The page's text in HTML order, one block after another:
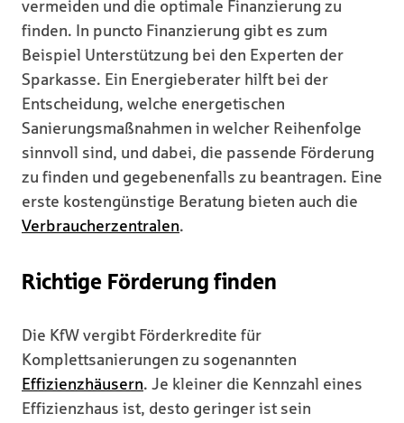
vermeiden und die optimale Finanzierung zu
finden. In puncto Finanzierung gibt es zum
Beispiel Unterstützung bei den Experten der
Sparkasse. Ein Energieberater hilft bei der
Entscheidung, welche energetischen
Sanierungsmaßnahmen in welcher Reihenfolge
sinnvoll sind, und dabei, die passende Förderung
zu finden und gegebenenfalls zu beantragen. Eine
erste kostengünstige Beratung bieten auch die
Verbraucherzentralen.
Richtige Förderung finden
Die KfW vergibt Förderkredite für
Komplettsanierungen zu sogenannten
Effizienzhäusern. Je kleiner die Kennzahl eines
Effizienzhaus ist, desto geringer ist sein